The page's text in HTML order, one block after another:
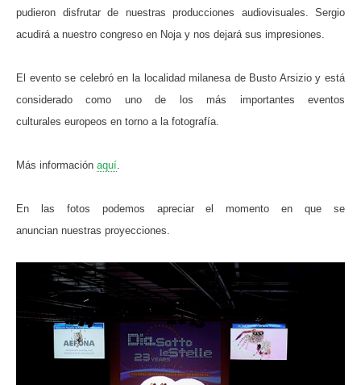
pudieron disfrutar de nuestras producciones audiovisuales. Sergio
acudirá a nuestro congreso en Noja y nos dejará sus impresiones.
El evento se celebró en la localidad milanesa de Busto Arsizio y está
considerado como uno de los más importantes eventos
culturales europeos en torno a la fotografía.
Más información aquí.
En las fotos podemos apreciar el momento en que se
anuncian nuestras proyecciones.